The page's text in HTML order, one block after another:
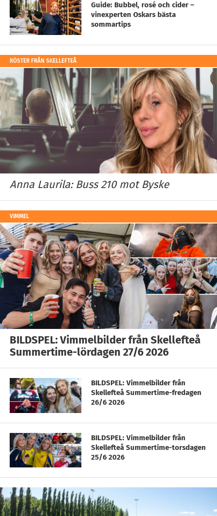
Guide: Bubbel, rosé och cider –
vinexperten Oskars bästa
sommartips
RÖSTER FRÅN SKELLEFTEÅ
Anna Laurila: Buss 210 mot Byske
VIMMEL
BILDSPEL: Vimmelbilder från Skellefteå
Summertime-lördagen 27/6 2026
BILDSPEL: Vimmelbilder från
Skellefteå Summertime-fredagen
26/6 2026
BILDSPEL: Vimmelbilder från
Skellefteå Summertime-torsdagen
25/6 2026